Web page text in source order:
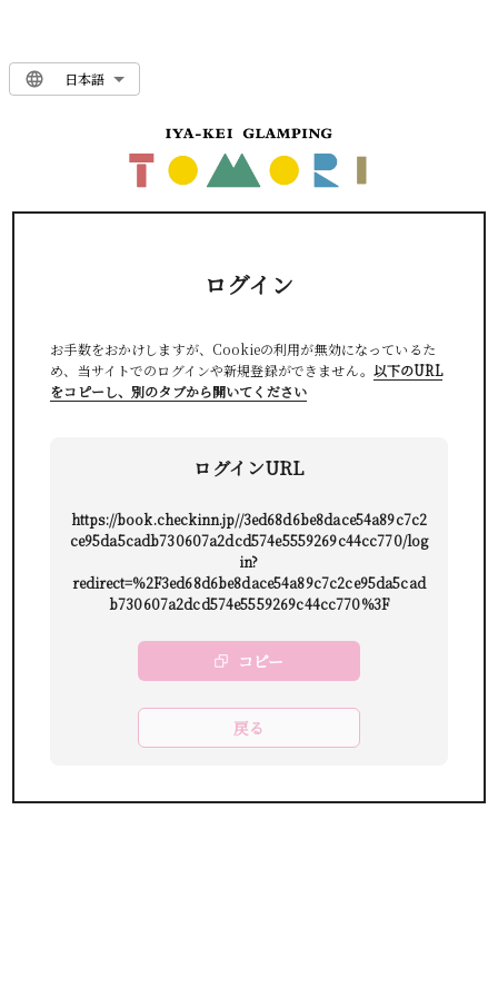
日本語
ログイン
お手数をおかけしますが、Cookieの利用が無効になっているた
め、当サイトでのログインや新規登録ができません。 以下のURL
をコピーし、別のタブから開いてください
ログインURL
https://book.checkinn.jp//3ed68d6be8dace54a89c7c2
ce95da5cadb730607a2dcd574e5559269c44cc770/log
in?
redirect=%2F3ed68d6be8dace54a89c7c2ce95da5cad
b730607a2dcd574e5559269c44cc770%3F
コピー
戻る